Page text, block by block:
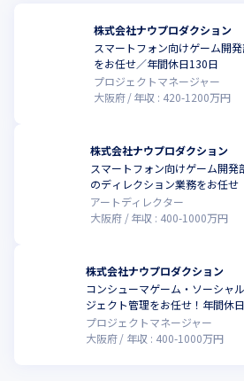
株式会社ナウプロダクション
スマートフォン向けゲーム開
をお任せ／年間休日130日
プロジェクトマネージャー
大阪府
年収 : 420-1200万円
株式会社ナウプロダクション
スマートフォン向けゲーム開
のディレクション業務をお任せ
アートディレクター
大阪府
年収 : 400-1000万円
株式会社ナウプロダクション
コンシューマゲーム・ソーシャ
ジェクト管理をお任せ！年間休
プロジェクトマネージャー
大阪府
年収 : 400-1000万円